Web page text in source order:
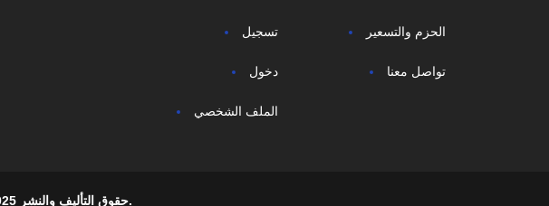
تسجيل
دخول
الملف الشخصي
الحزم والتسعير
تواصل معنا
حقوق التأليف والنشر 2025 -2025 © سهله اونلاين جميع الحقوق محفوظة.